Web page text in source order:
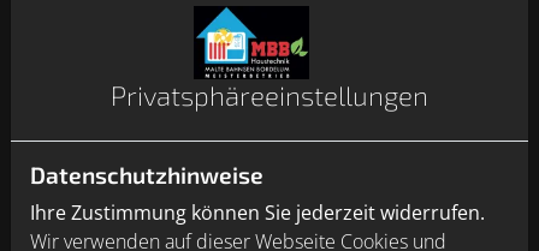
Privatsphäre­einstellungen
Datenschutzhinweise
Ihre Zustimmung können Sie jederzeit widerrufen.
Wir verwenden auf dieser Webseite Cookies und